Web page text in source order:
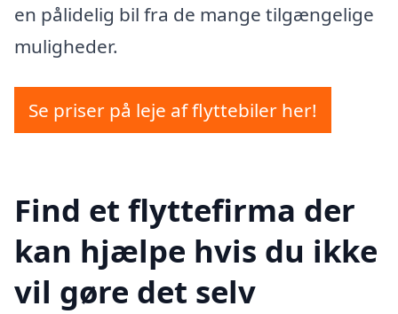
en pålidelig bil fra de mange tilgængelige
muligheder.
Se priser på leje af flyttebiler her!
Find et flyttefirma der
kan hjælpe hvis du ikke
vil gøre det selv